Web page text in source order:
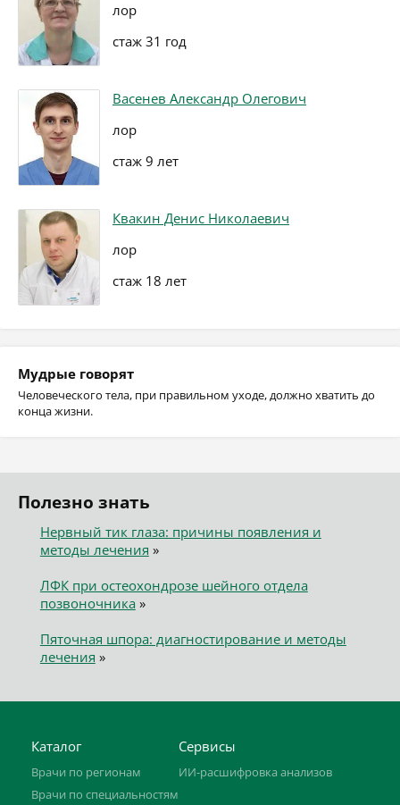
лор
стаж 31 год
Васенев Александр Олегович
лор
стаж 9 лет
Квакин Денис Николаевич
лор
стаж 18 лет
Мудрые говорят
Человеческого тела, при правильном уходе, должно хватить до
конца жизни.
Полезно знать
Нервный тик глаза: причины появления и
методы лечения »
ЛФК при остеохондрозе шейного отдела
позвоночника»
Пяточная шпора: диагностирование и методы
лечения »
Каталог
Врачи по регионам
Врачи по специальностям
Сервисы
ИИ-расшифровка анализов